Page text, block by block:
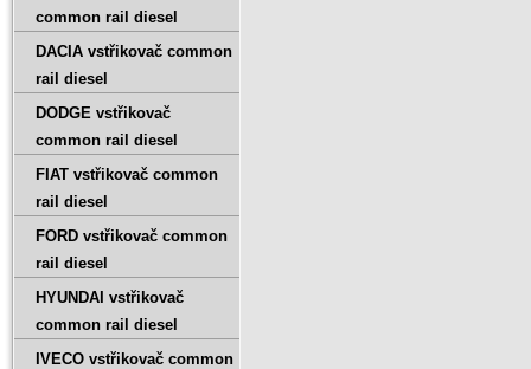
common rail diesel
DACIA vstřikovač common
rail diesel
DODGE vstřikovač
common rail diesel
FIAT vstřikovač common
rail diesel
FORD vstřikovač common
rail diesel
HYUNDAI vstřikovač
common rail diesel
IVECO vstřikovač common